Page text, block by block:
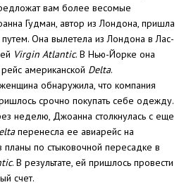
вам более весомые
Гудман, автор из Лондона, пришла
Она вылетела из Лондона в Лас-
Virgin Atlantic. В Нью-Йорке она
американской Delta.
обнаружила, что компания
срочно покупать себе одежду.
неделю, Джоанна столкнулась с еще
перенесла ее авиарейс на
по стыковочной пересадке в
. В результате, ей пришлось провести
счет.